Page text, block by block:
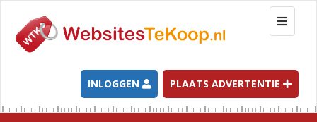
T
o
g
l
e
n
INLOGGEN PLAATS ADVERTENTIE